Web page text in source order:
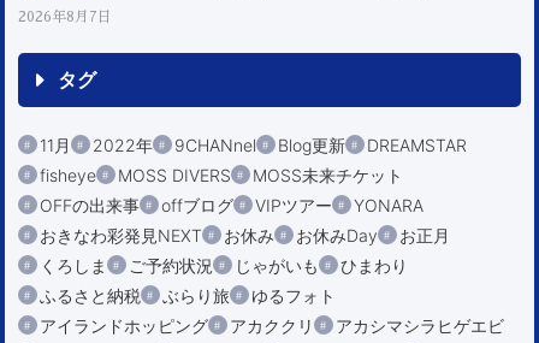
2026年8月7日
タグ
11月 2022年 9CHANnel Blog更新
DREAMSTAR
fisheye
MOSS DIVERS
MOSS未来チケット
OFFの出来事
offブログ VIPツアー
YONARA
おきなわ彩発見NEXT
お休み お休みDay
お正月
くろしま
ご予約状況 じゃがいも
ひまわり
ふるさと納税
ぶらり旅
ゆるフォト
アイランドホッピング
アカククリ
アカシマシラヒゲエビ